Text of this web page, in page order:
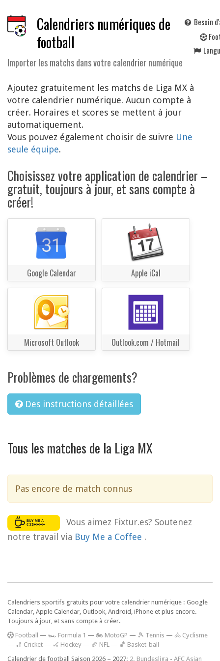
Calendriers numériques de
football
Importer les matchs dans votre calendrier numérique
Besoin
F
Ajoutez gratuitement les matchs de Liga MX à
votre calendrier numérique. Aucun compte à
créer. Horaires et scores se mettent à jour
automatiquement.
Vous pouvez également choisir de suivre Une
seule équipe.
Choisissez votre application de calendrier –
gratuit, toujours à jour, et sans compte à
créer!
Google Calendar Apple iCal
Microsoft Outlook Outlook.com / Hotmail
Problèmes de chargements?
Des instructions détaillées
Tous les matches de la Liga MX
Pas encore de match connus
Vous aimez Fixtur.es? Soutenez
notre travail via Buy Me a Coffee .
Calendriers sportifs gratuits pour votre calendrier numérique : Google
Calendar, Apple Calendar, Outlook, Android, iPhone et plus encore.
Toujours à jour, et sans compte à créer.
Football — 🏎️ Formula 1 — 🏍 MotoGP — 🎾 Tennis — 🚴 Cyclisme
— 🏏 Cricket — 🏑 Hockey — 🏈 NFL — 🏀 Basket-ball
Calendrier de football Saison 2026 – 2027: 2. Bundesliga - AFC Asian